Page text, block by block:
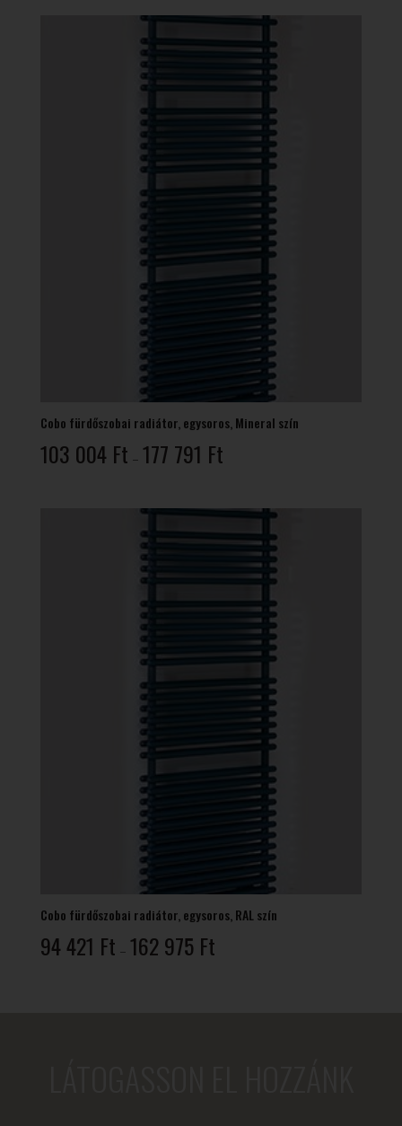
-
159 Ft
Cobo fürdőszobai radiátor, egysoros, Mineral szín
103 004 Ft – 177 791 Ft103
-
791 Ft
Cobo fürdőszobai radiátor, egysoros, RAL szín
94 421 Ft – 162 975 Ft94